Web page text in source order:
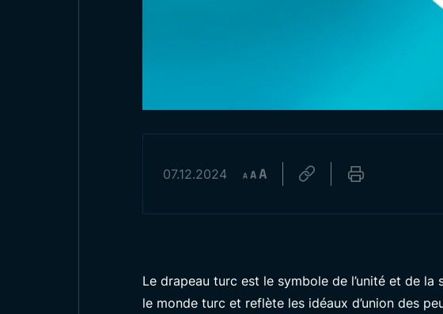
07.12.2024
Le drapeau turc est le symbole de l’unité et de
le monde turc et reflète les idéaux d’union des